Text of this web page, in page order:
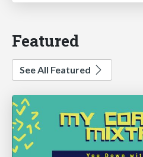
Featured
See All Featured